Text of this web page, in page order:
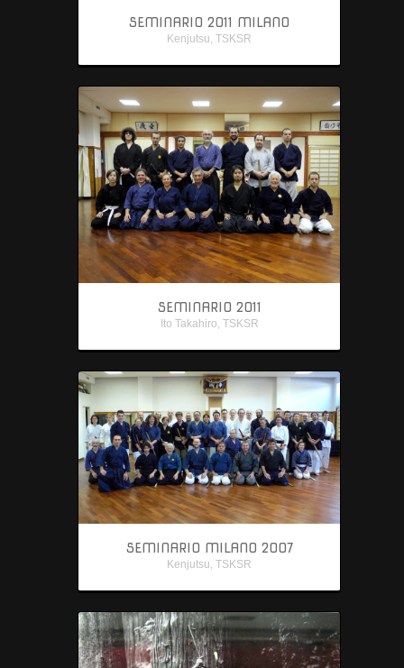
SEMINARIO 2011 MILANO
Kenjutsu, TSKSR
SEMINARIO 2011
Ito Takahiro TSKSR
SEMINARIO MILANO 2007
Kenjutsu, TSKSR